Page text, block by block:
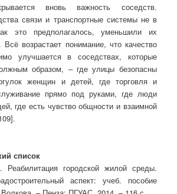
вновь важность соседств.
связи и транспортные системы не в
это предполагалось, уменьшили их
Всё возрастает по­ни­мание, что качество
улучшается в соседствах, которые
образом, – где улицы безопасны
женщин и детей, где торговля и
прямо под руками, где люди
где есть чувство общности и взаимной
список
Реабилитация городской жилой среды.
аспект: учеб. пособие